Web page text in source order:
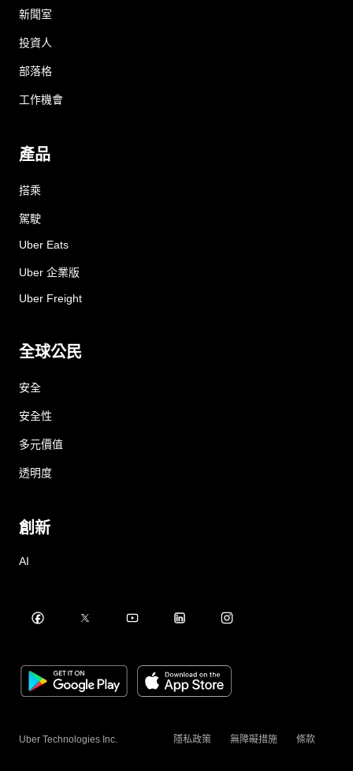
新聞室
投資人
部落格
工作機會
產品
搭乘
駕駛
Uber Eats
Uber 企業版
Uber Freight
全球公民
安全
安全性
多元價值
透明度
創新
AI
Uber Technologies Inc. 隱私政策 無障礙措施 條款